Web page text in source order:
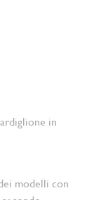
in
modelli con